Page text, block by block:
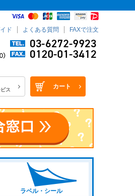
ド よくある質問 FAXで注文
ス カート
ラベル・シール